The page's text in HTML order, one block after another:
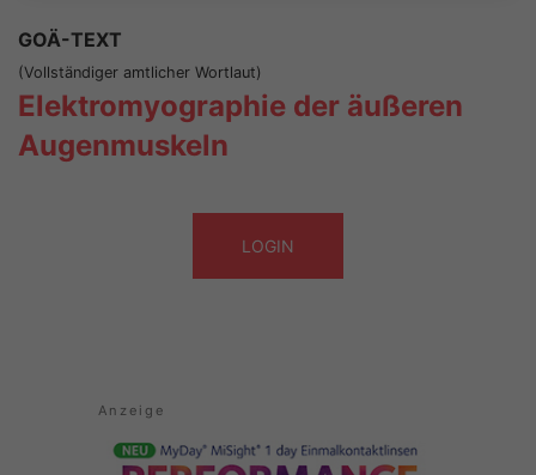
GOÄ-TEXT
(Vollständiger amtlicher Wortlaut)
Elektromyographie der äußeren
Augenmuskeln
LOGIN